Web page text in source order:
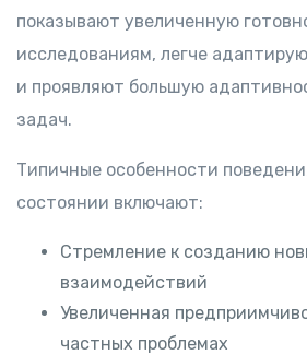
показывают увеличенную
исследованиям, легче
и проявляют большую
задач.
Типичные особенности
состоянии включают:
Стремление к созданию
взаимодействий
Увеличенная
частных проблемах